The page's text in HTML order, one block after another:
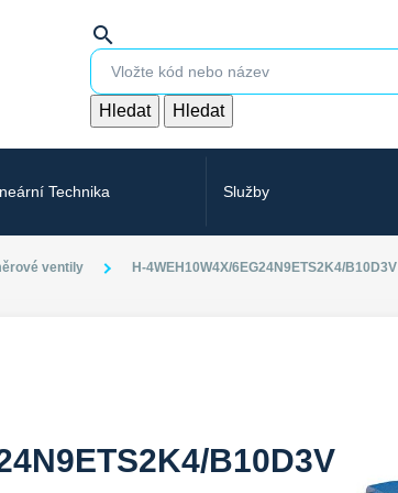
search
Hledat Hledat
Technika Služby
ventily H-4WEH10W4X/6EG24N9ETS2K4/B10D3V
B10D3V